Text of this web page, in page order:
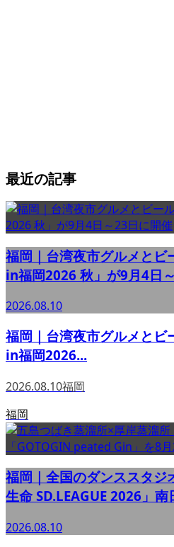
最近の記事
福岡｜台湾夜市グルメとビ
in福岡2026 秋」が9月4日
2026.08.10
福岡｜台湾夜市グルメとビ
in福岡2026...
2026.08.10福岡
福岡
福岡｜全国のダンススタジ
生命 SD.LEAGUE 2026」
2026.08.10